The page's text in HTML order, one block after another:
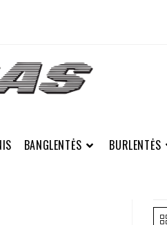
BANGLENTĖS BURLENTĖS